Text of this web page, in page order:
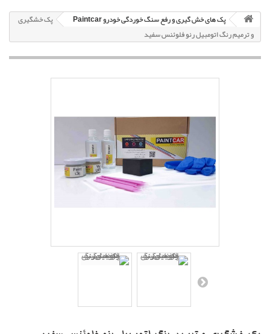
پک های خش گیری و رفع سنگ خوردگی خودرو Paintcar
پک خشگیری
و ترمیم رنگ اتومبیل رنو فلوئنس سفید